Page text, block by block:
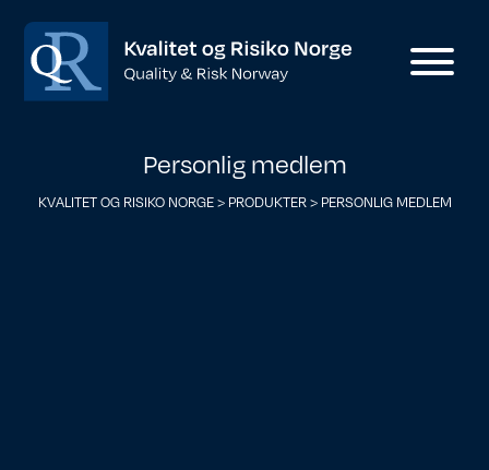
Personlig medlem
KVALITET OG RISIKO NORGE> PRODUKTER> PERSONLIG MEDLEM